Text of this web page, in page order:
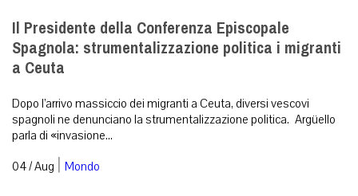
Il Presidente della Conferenza Episcopale
Spagnola: strumentalizzazione politica i migranti
a Ceuta
Dopo l’arrivo massiccio dei migranti a Ceuta, diversi vescovi
spagnoli ne denunciano la strumentalizzazione politica. Argüello
parla di «invasione...
04 / Aug | Mondo